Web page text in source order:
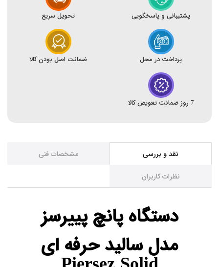
پشتیبانی و پاسخگویی تحویل سریع
پرداخت در محل ضمانت اصل بودن کالا
7 روز ضمانت تعویض کالا
نقد و بررسی مشخصات فنی
نظرات کاربران
دستگاه پانچ پییرسز
مدل سالید حرفه‌ ای